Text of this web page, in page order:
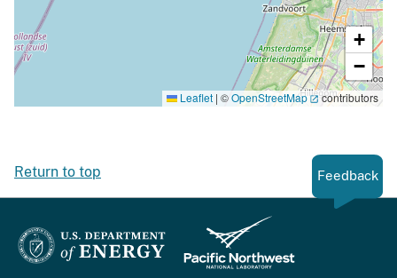
+
−
Leaflet | ©OpenStreetMap contributors
Return to top Feedback